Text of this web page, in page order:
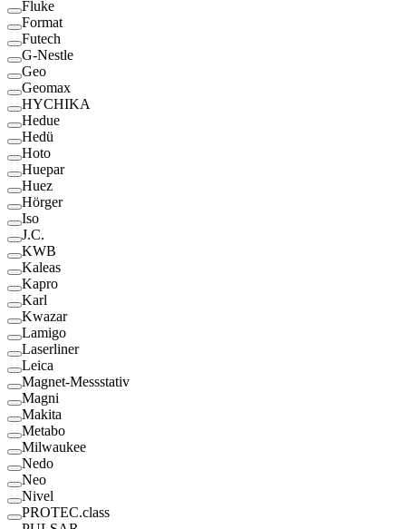
Fluke
Format
Futech
G-Nestle
Geo
Geomax
HYCHIKA
Hedue
Hedü
Hoto
Huepar
Huez
Hörger
Iso
J.C.
KWB
Kaleas
Kapro
Karl
Kwazar
Lamigo
Laserliner
Leica
Magnet-Messstativ
Magni
Makita
Metabo
Milwaukee
Nedo
Neo
Nivel
PROTEC.class